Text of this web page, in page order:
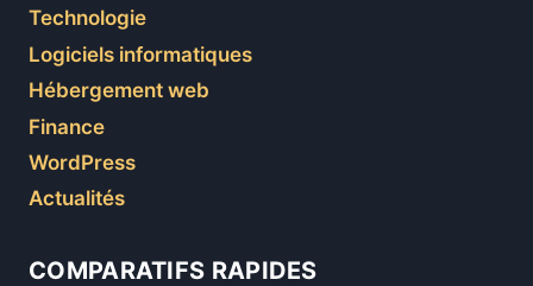
Technologie
Logiciels informatiques
Hébergement web
Finance
WordPress
Actualités
COMPARATIFS RAPIDES